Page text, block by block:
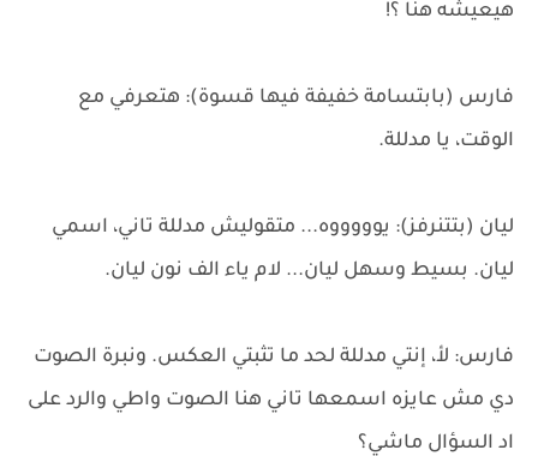
هيعيشه هنا ؟!
فارس (بابتسامة خفيفة فيها قسوة): هتعرفي مع
الوقت، يا مدللة.
ليان (بتتنرفز): يوووووه... متقوليش مدللة تاني، اسمي
ليان. بسيط وسهل ليان... لام ياء الف نون ليان.
فارس: لأ، إنتي مدللة لحد ما تثبتي العكس. ونبرة الصوت
دي مش عايزه اسمعها تاني هنا الصوت واطي والرد على
اد السؤال ماشي؟